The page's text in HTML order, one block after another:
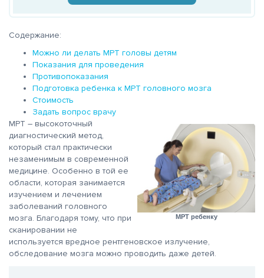
Содержание:
Можно ли делать МРТ головы детям
Показания для проведения
Противопоказания
Подготовка ребенка к МРТ головного мозга
Стоимость
Задать вопрос врачу
МРТ ребенку
МРТ – высокоточный
диагностический метод,
который стал практически
незаменимым в современной
медицине. Особенно в той ее
области, которая занимается
изучением и лечением
заболеваний головного
мозга. Благодаря тому, что при
сканировании не
используется вредное рентгеновское излучение,
обследование мозга можно проводить даже детей.